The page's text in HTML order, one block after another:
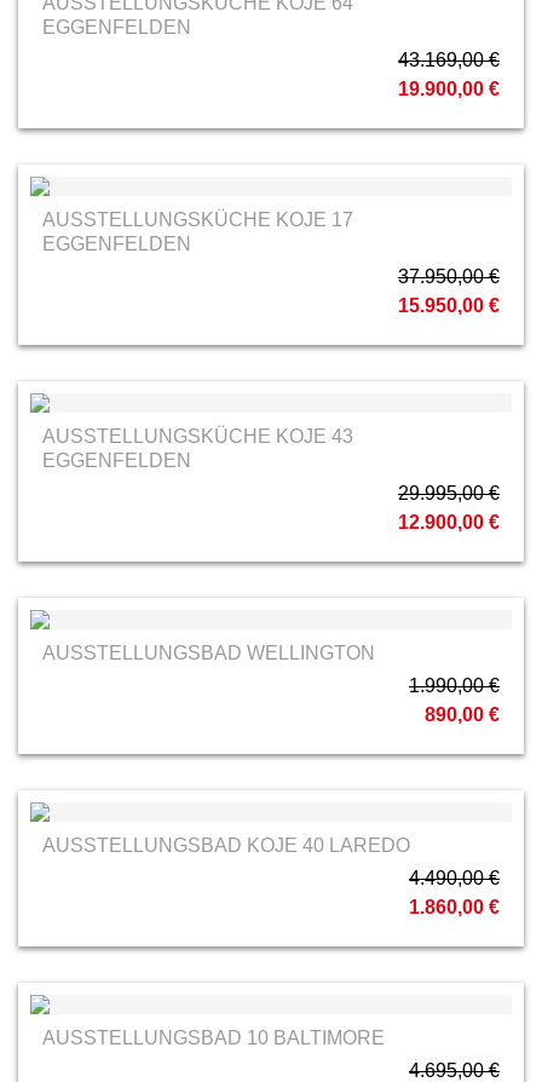
EGGENFELDEN
43.169,00 €
19.900,00 €
AUSSTELLUNGSKÜCHE KOJE 17
EGGENFELDEN
37.950,00 €
15.950,00 €
AUSSTELLUNGSKÜCHE KOJE 43
EGGENFELDEN
29.995,00 €
12.900,00 €
AUSSTELLUNGSBAD WELLINGTON
1.990,00 €
890,00 €
AUSSTELLUNGSBAD KOJE 40 LAREDO
4.490,00 €
1.860,00 €
AUSSTELLUNGSBAD 10 BALTIMORE
4.695,00 €